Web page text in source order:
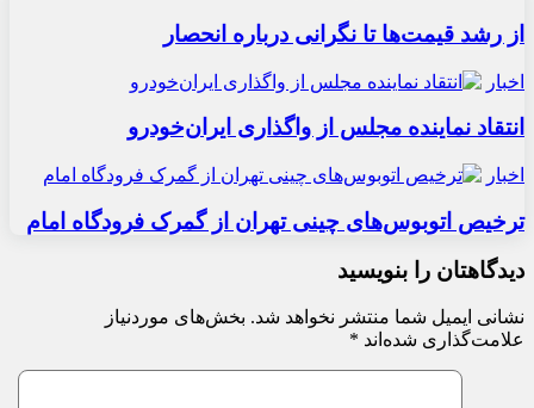
از رشد قیمت‌ها تا نگرانی درباره انحصار
اخبار
انتقاد نماینده مجلس از واگذاری ایران‌خودرو
اخبار
ترخیص اتوبوس‌های چینی تهران از گمرک فرودگاه امام
دیدگاهتان را بنویسید
نشانی ایمیل شما منتشر نخواهد شد. بخش‌های موردنیاز
علامت‌گذاری شده‌اند *